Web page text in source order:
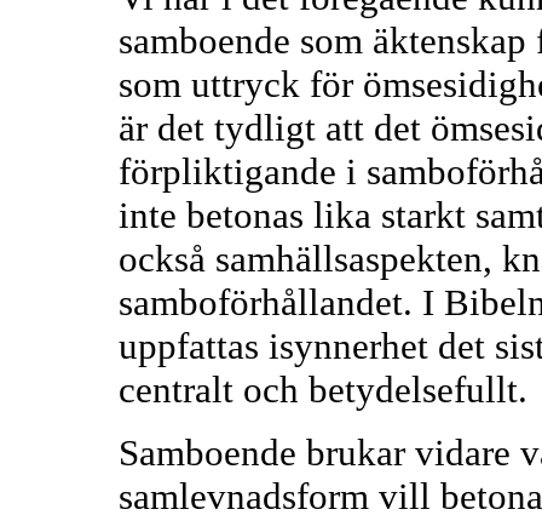
samboende som
som uttryck för
är det tydligt att det
förpliktigande i
inte betonas lika starkt
också samhällsaspekten,
samboförhållandet. I
uppfattas isynnerhet det
centralt och betydelsefullt.
Samboende brukar vidare
samlevnadsform vill